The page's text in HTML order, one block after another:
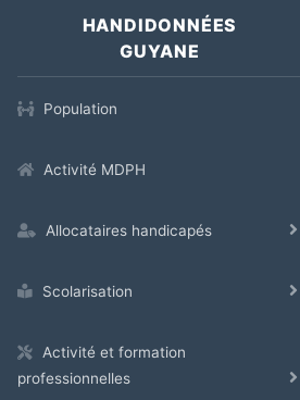
HANDIDONNÉES
GUYANE
Population
Activité MDPH
Allocataires handicapés
Scolarisation
Activité et formation
professionnelles